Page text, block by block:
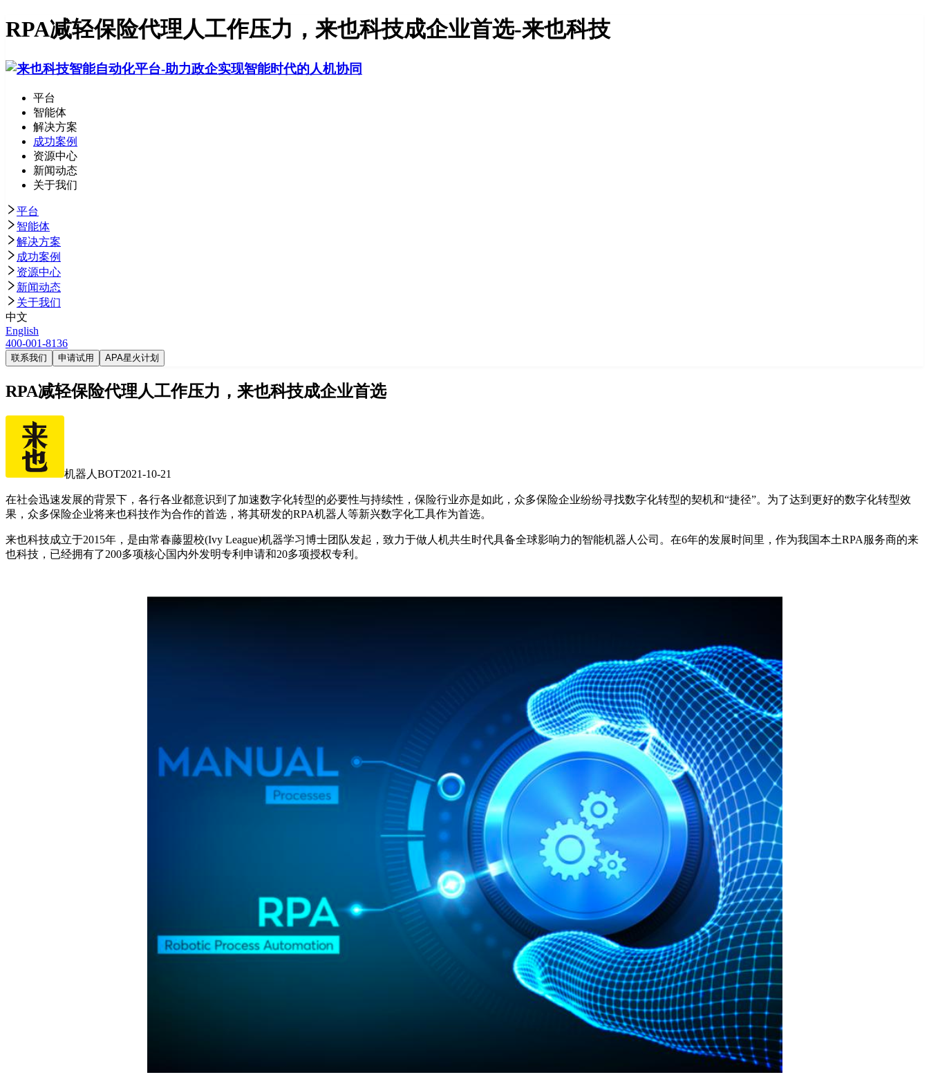
RPA减轻保险代理人工作压力，来也科技成企业首选-来也科技
平台
智能体
解决方案
成功案例
资源中心
新闻动态
关于我们
平台
智能体
解决方案
成功案例
资源中心
新闻动态
关于我们
中文
English
400-001-8136
联系我们 申请试用 APA星火计划
RPA减轻保险代理人工作压力，来也科技成企业首选
机器人BOT2021-10-21
在社会迅速发展的背景下，各行各业都意识到了加速数字化转型的必要性与持续性，保险行业亦是如此，众多保险企业纷纷寻找数字化转型的契机和“捷径”。为了达到更好的数字化转型效
果，众多保险企业将来也科技作为合作的首选，将其研发的RPA机器人等新兴数字化工具作为首选。
来也科技成立于2015年，是由常春藤盟校(Ivy League)机器学习博士团队发起，致力于做人机共生时代具备全球影响力的智能机器人公司。在6年的发展时间里，作为我国本土RPA服务商的来
也科技，已经拥有了200多项核心国内外发明专利申请和20多项授权专利。